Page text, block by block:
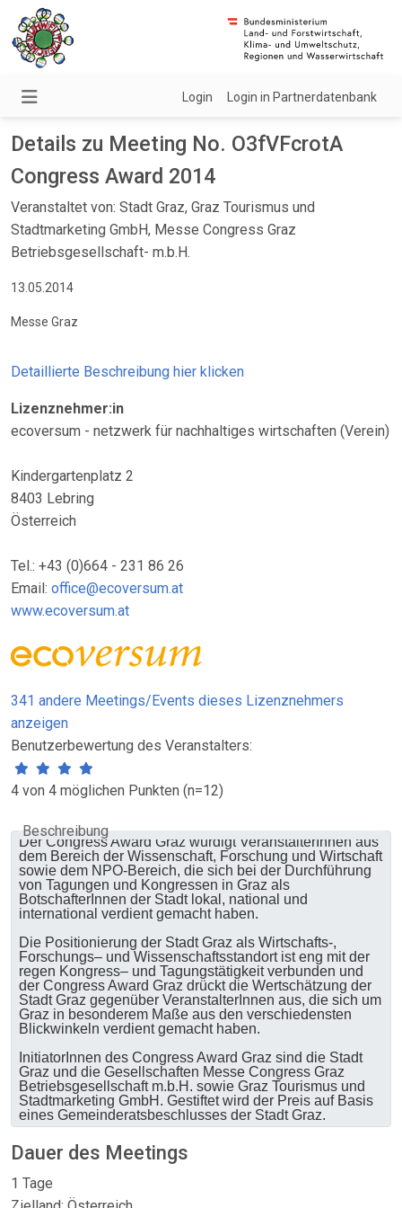
Login Login in Partnerdatenbank
Details zu Meeting No. O3fVFcrotA
Congress Award 2014
Veranstaltet von: Stadt Graz, Graz Tourismus und
Stadtmarketing GmbH, Messe Congress Graz
Betriebsgesellschaft- m.b.H.
13.05.2014
Messe Graz
Detaillierte Beschreibung hier klicken
Lizenznehmer:in
ecoversum - netzwerk für nachhaltiges wirtschaften (Verein)
Kindergartenplatz 2
8403 Lebring
Österreich
Tel.: +43 (0)664 - 231 86 26
Email: office@ecoversum.at
www.ecoversum.at
341 andere Meetings/Events dieses Lizenznehmers
anzeigen
Benutzerbewertung des Veranstalters:
4 von 4 möglichen Punkten (n=12)
Beschreibung
Der Congress Award Graz würdigt VeranstalterInnen aus
dem Bereich der Wissenschaft, Forschung und Wirtschaft
sowie dem NPO-Bereich, die sich bei der Durchführung
von Tagungen und Kongressen in Graz als
BotschafterInnen der Stadt lokal, national und
international verdient gemacht haben.
Die Positionierung der Stadt Graz als Wirtschafts-,
Forschungs– und Wissenschaftsstandort ist eng mit der
regen Kongress– und Tagungstätigkeit verbunden und
der Congress Award Graz drückt die Wertschätzung der
Stadt Graz gegenüber VeranstalterInnen aus, die sich um
Graz in besonderem Maße aus den verschiedensten
Blickwinkeln verdient gemacht haben.
InitiatorInnen des Congress Award Graz sind die Stadt
Graz und die Gesellschaften Messe Congress Graz
Betriebsgesellschaft m.b.H. sowie Graz Tourismus und
Stadtmarketing GmbH. Gestiftet wird der Preis auf Basis
eines Gemeinderatsbeschlusses der Stadt Graz.
Dauer des Meetings
1 Tage